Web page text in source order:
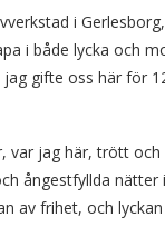
i Gerlesborg
i både lycka och
gifte oss här för
var jag här, trött
ångestfyllda nätter
av frihet, och